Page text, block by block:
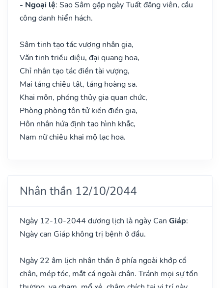
- Ngoại lệ: Sao Sâm gặp ngày Tuất đăng viên, cầu
công danh hiển hách.
Sâm tinh tạo tác vượng nhân gia,
Văn tinh triều diệu, đại quang hoa,
Chỉ nhân tạo tác điền tài vượng,
Mai táng chiêu tật, táng hoàng sa.
Khai môn, phóng thủy gia quan chức,
Phòng phòng tôn tử kiến điền gia,
Hôn nhân hứa định tao hình khắc,
Nam nữ chiêu khai mộ lạc hoa.
Nhân thần 12/10/2044
Ngày 12-10-2044 dương lịch là ngày Can Giáp:
Ngày can Giáp không trị bệnh ở đầu.
Ngày 22 âm lịch nhân thần ở phía ngoài khớp cổ
chân, mép tóc, mắt cá ngoài chân. Tránh mọi sự tổn